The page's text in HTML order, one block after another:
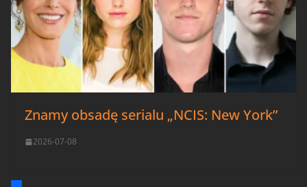
Znamy obsadę serialu „NCIS: New York”
2026-07-08